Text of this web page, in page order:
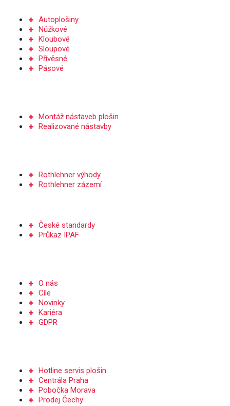
Autoplošiny
Nůžkové
Kloubové
Sloupové
Přívěsné
Pásové
Montáž nástaveb plošin
Realizované nástavby
Rothlehner výhody
Rothlehner zázemí
České standardy
Průkaz IPAF
O nás
Cíle
Novinky
Kariéra
GDPR
Hotline servis plošin
Centrála Praha
Pobočka Morava
Prodej Čechy